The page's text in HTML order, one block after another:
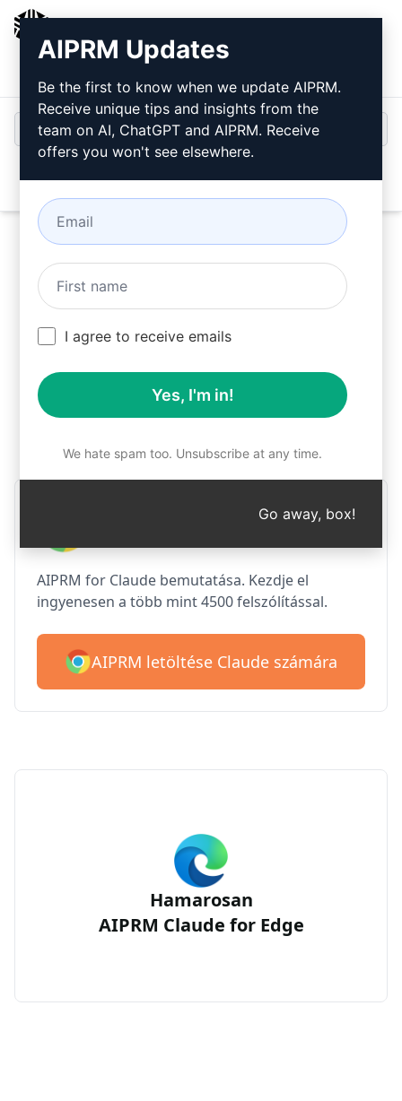
Bejelentkezés
Próbálja ki ezt a
Claude
Promptmost
1. lépés : Az AIPRM ingyenes
AIPRM Claude a Google
AIPRM for Claude bemutatása. Kezdje el
ingyenesen a több mint 4500 felszólítással.
AIPRM letöltése Claude számára
Hamarosan
AIPRM Claude for Edge
AIPRM Updates
Be the first to know when we update AIPRM.
Receive unique tips and insights from the
team on AI, ChatGPT and AIPRM. Receive
offers you won't see elsewhere.
I agree to receive emails
Yes, I'm in!
We hate spam too. Unsubscribe at any time.
Go away, box!